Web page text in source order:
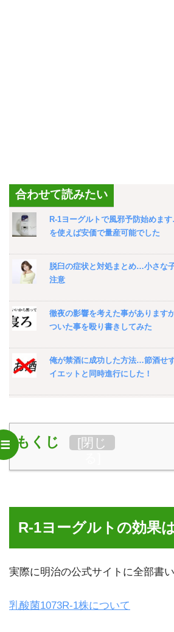
合わせて読みたい
R-1ヨーグルトで風邪予防始めま
を使えば安価で量産可能でし
脱臼の症状と対処まとめ…小さな
注意
徹夜の影響を考えた事があります
ついた事を殴り書きしてみた
俺が禁酒に成功した方法…節酒せ
イエットと同時進行にした！
で注意
健康効果もたっぷり
初めて献血に行ってみた!!粗品も
タリで最強の健康飲料だって
もくじ [閉じ
R-1ヨーグルトの効果
実際に明治の公式サイトに全部書い
乳酸菌1073R-1株について